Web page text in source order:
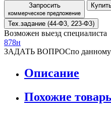
Запросить
коммерческое предложение
Тех.задание (44-Ф3, 223-Ф3)
Возможен выезд специалиста
878н
ЗАДАТЬ ВОПРОСпо
Описание
Похожие